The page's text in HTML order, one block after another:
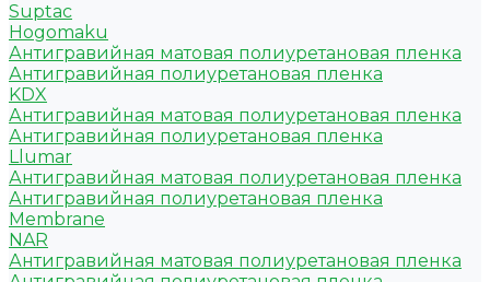
Suptac
Hogomaku
Антигравийная матовая полиуретановая пленка
Антигравийная полиуретановая пленка
KDX
Антигравийная матовая полиуретановая пленка
Антигравийная полиуретановая пленка
Llumar
Антигравийная матовая полиуретановая пленка
Антигравийная полиуретановая пленка
Membrane
NAR
Антигравийная матовая полиуретановая пленка